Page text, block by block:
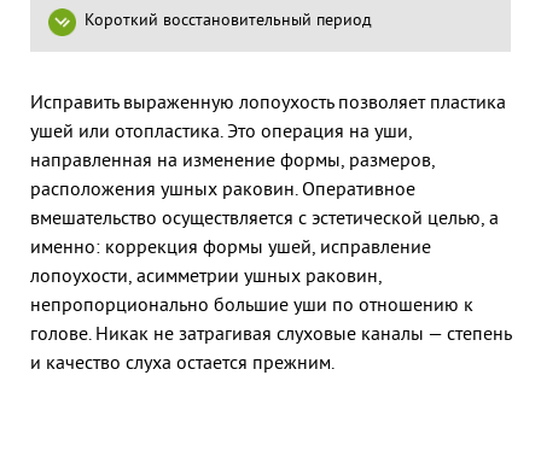
Короткий восстановительный период
Исправить выраженную лопоухость позволяет пластика
ушей или отопластика. Это операция на уши,
направленная на изменение формы, размеров,
расположения ушных раковин. Оперативное
вмешательство осуществляется с эстетической целью, а
именно: коррекция формы ушей, исправление
лопоухости, асимметрии ушных раковин,
непропорционально большие уши по отношению к
голове. Никак не затрагивая слуховые каналы — степень
и качество слуха остается прежним.